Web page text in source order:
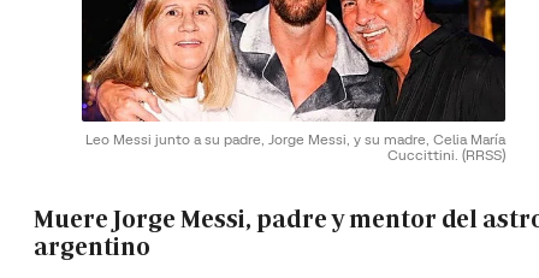
Leo Messi junto a su padre, Jorge Messi, y su madre, Celia María
Cuccittini. (RRSS)
Muere Jorge Messi, padre y mentor del
argentino